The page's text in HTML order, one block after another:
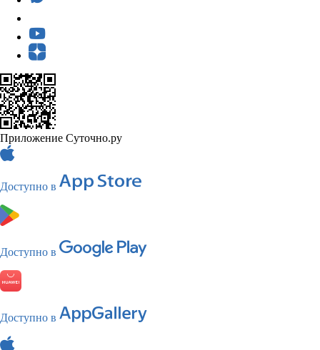
Приложение Суточно.ру
Доступно в
Доступно в
Доступно в